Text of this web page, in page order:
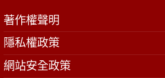
著作權聲明
隱私權政策
網站安全政策